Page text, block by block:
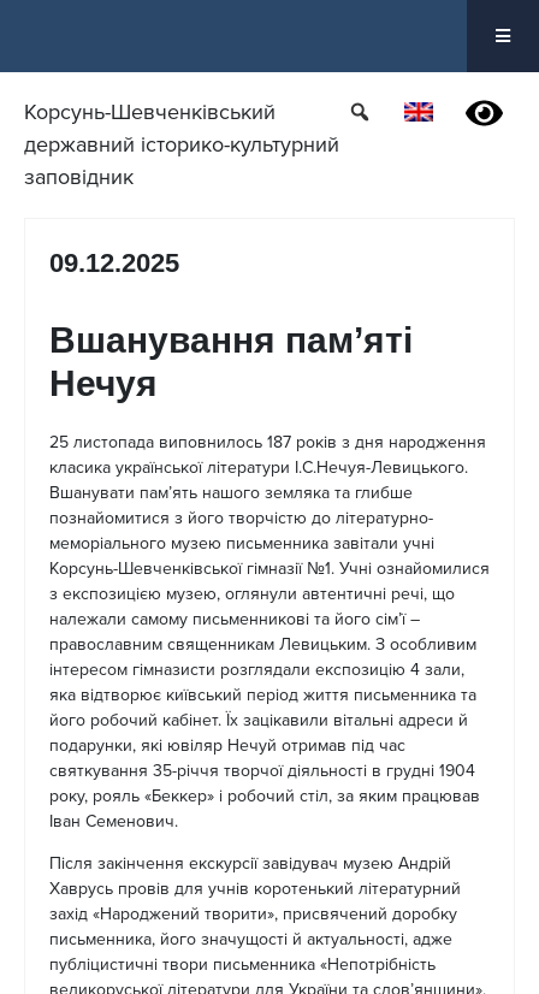
Корсунь-Шевченківський
державний історико-культурний
заповідник
09.12.2025
Вшанування пам’яті
Нечуя
25 листопада виповнилось 187 років з дня народження
класика української літератури І.С.Нечуя-Левицького.
Вшанувати пам’ять нашого земляка та глибше
познайомитися з його творчістю до літературно-
меморіального музею письменника завітали учні
Корсунь-Шевченківської гімназії №1. Учні ознайомилися
з експозицією музею, оглянули автентичні речі, що
належали самому письменникові та його сім’ї –
православним священникам Левицьким. З особливим
інтересом гімназисти розглядали експозицію 4 зали,
яка відтворює київський період життя письменника та
його робочий кабінет. Їх зацікавили вітальні адреси й
подарунки, які ювіляр Нечуй отримав під час
святкування 35-річчя творчої діяльності в грудні 1904
року, рояль «Беккер» і робочий стіл, за яким працював
Іван Семенович.
Після закінчення екскурсії завідувач музею Андрій
Хаврусь провів для учнів коротенький літературний
захід «Народжений творити», присвячений доробку
письменника, його значущості й актуальності, адже
публіцистичні твори письменника «Непотрібність
великоруської літератури для України та слов’янщини»,